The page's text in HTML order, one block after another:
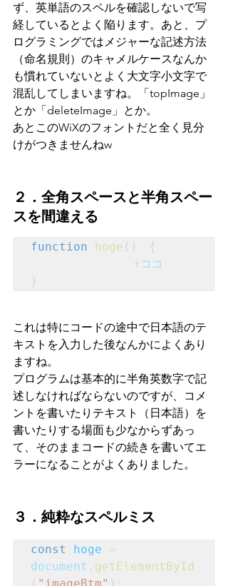
ず、英単語のスペルを確認しないで写
経しているとよく陥ります。あと、プ
ログラミングではメジャーな記述方法
（命名規則）のキャメルケースなんか
も慣れていないとよく大文字小文字で
混乱してしまいますね。「topImage」
とか「deleteImage」とか。
あとこのWiXのフォントだと全く見分
けがつきませんねw
２．全角スペースと半角スペー
スを間違える
function hoge ()　{
↑ ココ
}
これは特にコードの途中で日本語のテ
キストを入力した後なんかによくあり
ますね。
プログラムは基本的に半角英数字で記
述しなければならないのですが、コメ
ントを書いたりテキスト（日本語）を
書いたりする場面も少なからずあっ
て、そのままコードの続きを書いてエ
ラーになることがよくありました。
３．純粋なスペルミス
const hoge
document . getElementById